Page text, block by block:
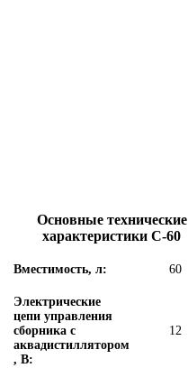
Основные технические
характеристики С-60
Вместимость, л: 60
Электрические
цепи управления
сборника с
аквадистиллятором
, В:
12